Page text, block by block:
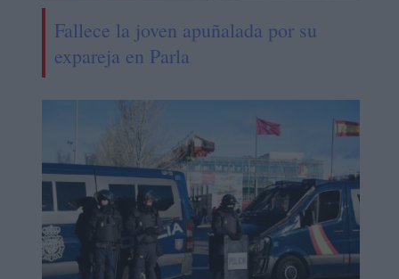
Fallece la joven apuñalada por su
expareja en Parla